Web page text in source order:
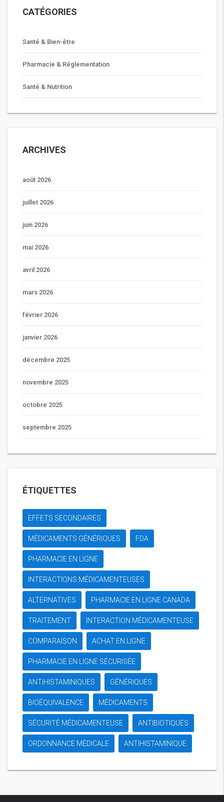
CATÉGORIES
Santé & Bien-être
Pharmacie & Réglementation
Santé & Nutrition
ARCHIVES
août 2026
juillet 2026
juin 2026
mai 2026
avril 2026
mars 2026
février 2026
janvier 2026
décembre 2025
novembre 2025
octobre 2025
septembre 2025
ÉTIQUETTES
EFFETS SECONDAIRES
MÉDICAMENTS GÉNÉRIQUES FDA
PHARMACIE EN LIGNE
INTERACTIONS MÉDICAMENTEUSES
ALTERNATIVES PHARMACIE EN LIGNE CANADA
TRAITEMENT INTERACTION MÉDICAMENTEUSE
COMPARAISON ACHAT EN LIGNE
PHARMACIE EN LIGNE SÉCURISÉE
ANTIHISTAMINIQUES GÉNÉRIQUES
BIOÉQUIVALENCE MÉDICAMENTS
SÉCURITÉ MÉDICAMENTEUSE ANTIBIOTIQUES
ORDONNANCE MÉDICALE ANTIHISTAMINIQUE